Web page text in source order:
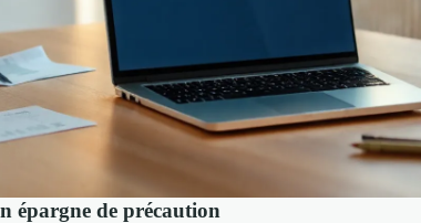
épargne de précaution